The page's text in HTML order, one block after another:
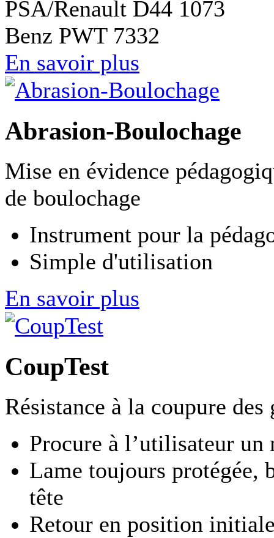
PSA/Renault D44 1073
Benz PWT 7332
En savoir plus
Abrasion-Boulochage
Mise en évidence
de boulochage
Instrument pour la
Simple d'utilisation
En savoir plus
CoupTest
Résistance à la coupure des
Procure à l’utilisateur
Lame toujours protégée,
tête
Retour en position